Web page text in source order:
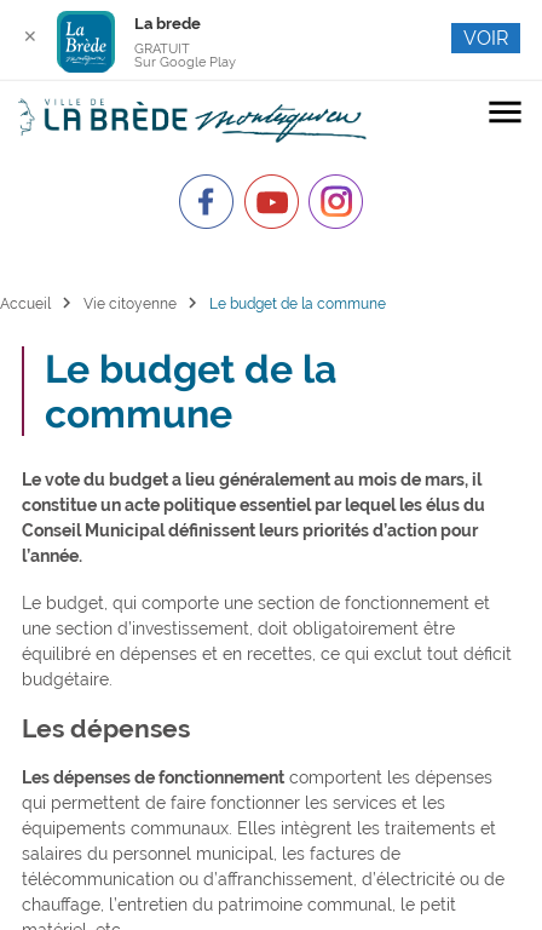
menu
Accueil chevron_right Vie citoyenne chevron_right Le budget de la commune
Le budget de la
commune
Le vote du budget a lieu généralement au mois de mars, il
constitue un acte politique essentiel par lequel les élus du
Conseil Municipal définissent leurs priorités d’action pour
l’année.
Le budget, qui comporte une section de fonctionnement et
une section d’investissement, doit obligatoirement être
équilibré en dépenses et en recettes, ce qui exclut tout déficit
budgétaire.
Les dépenses
Les dépenses de fonctionnementcomportent les dépenses
qui permettent de faire fonctionner les services et les
équipements communaux. Elles intègrent les traitements et
salaires du personnel municipal, les factures de
télécommunication ou d’affranchissement, d’électricité ou de
chauffage, l’entretien du patrimoine communal, le petit
✕
La brede
GRATUIT
Sur Google Play
VOIR